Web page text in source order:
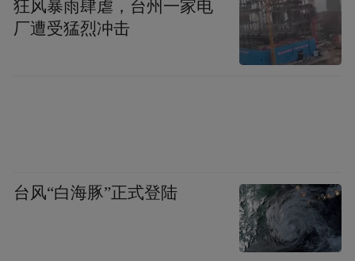
余姚本土姚剧更是亮点，2024宁波周信芳戏
剧集金奖获得者、十大名票第一名杨乐意的
狂风暴雨肆虐，台州一家电
厂遭受猛烈冲击
台风“白海豚”正式登陆